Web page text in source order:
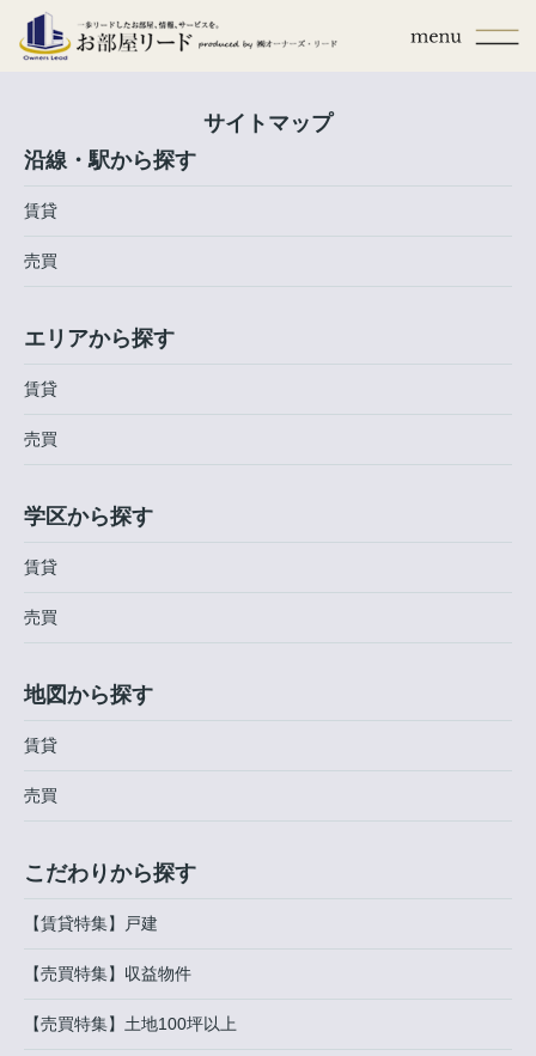
サイトマップ
沿線・駅から探す
賃貸
売買
エリアから探す
賃貸
売買
学区から探す
賃貸
売買
地図から探す
賃貸
売買
こだわりから探す
【賃貸特集】戸建
【売買特集】収益物件
【売買特集】土地100坪以上